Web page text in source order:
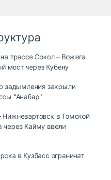
трассе Сокол – Вожега
мост через Кубену
задымления закрыли
"Анабар"
в Томской
через Кайму ввели
в Кузбасс ограничат